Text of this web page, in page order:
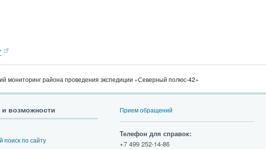
мониторинг района проведения экспедиции «Северный полюс-42»
и возможности
по сайту
Прием обращений
Телефон для справок:
+7 499 252-14-86